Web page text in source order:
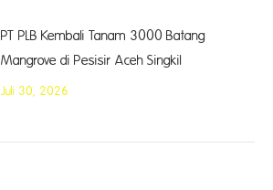
PT PLB Kembali Tanam 3000 Batang
Mangrove di Pesisir Aceh Singkil
Juli 30, 2026